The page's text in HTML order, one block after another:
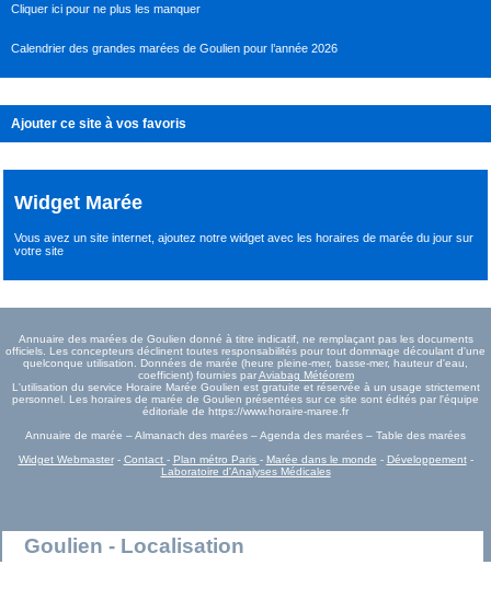
Cliquer ici pour ne plus les manquer
Calendrier des grandes marées de Goulien pour l’année 2026
Ajouter ce site à vos favoris
Widget Marée
Vous avez un site internet,ajoutez notre widget avec les horaires de marée du joursur
votre site
Annuaire des marées de Goulien donné à titre indicatif, ne remplaçant pas les documents
officiels. Les concepteurs déclinent toutes responsabilités pour tout dommage découlant d'une
quelconque utilisation. Données de marée (heure pleine-mer, basse-mer, hauteur d'eau,
coefficient) fournies parAviabag Météorem
L'utilisation du service Horaire Marée Goulien est gratuite et réservée à un usage strictement
personnel. Les horaires de marée de Goulien présentées sur ce site sont édités par l'équipe
éditoriale de https://www.horaire-maree.fr
Annuaire de marée – Almanach des marées – Agenda des marées – Table des marées
Widget Webmaster- Contact - Plan métro Paris - Marée dans le monde - Développement-
Laboratoire d'Analyses Médicales
Goulien - Localisation